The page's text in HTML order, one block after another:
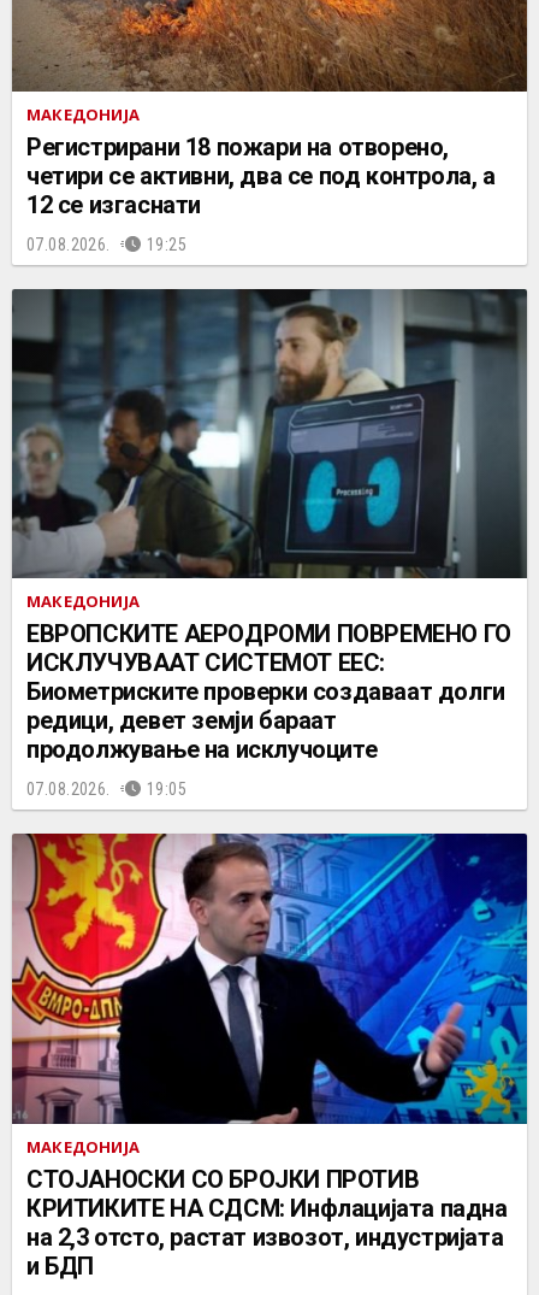
МАКЕДОНИЈА
Регистрирани 18 пожари на отворено,
четири се активни, два се под контрола, а
12 се изгаснати
07.08.2026. 19:25
МАКЕДОНИЈА
ЕВРОПСКИТЕ АЕРОДРОМИ ПОВРЕМЕНО ГО
ИСКЛУЧУВААТ СИСТЕМОТ ЕЕС:
Биометриските проверки создаваат долги
редици, девет земји бараат
продолжување на исклучоците
07.08.2026. 19:05
МАКЕДОНИЈА
СТОЈАНОСКИ СО БРОЈКИ ПРОТИВ
КРИТИКИТЕ НА СДСМ: Инфлацијата падна
на 2,3 отсто, растат извозот, индустријата
и БДП